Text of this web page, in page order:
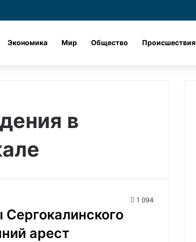
dzen
Экономика Мир Общество Происшествия
в
1 094
арест